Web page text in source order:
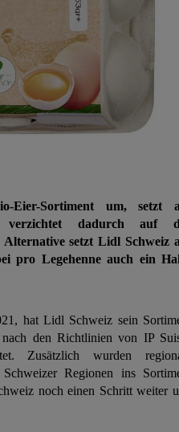
Eier-Sortiment um, setzt
verzichtet dadurch auf
Alternative setzt Lidl Schweiz
pro Legehenne auch ein
hat Lidl Schweiz sein
den Richtlinien von IP
Zusätzlich wurden
Regionen ins
noch einen Schritt weiter